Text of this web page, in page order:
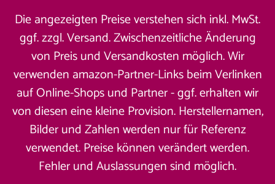
Die angezeigten Preise verstehen sich inkl. MwSt.
ggf. zzgl. Versand. Zwischenzeitliche Änderung
von Preis und Versandkosten möglich. Wir
verwenden amazon-Partner-Links beim Verlinken
auf Online-Shops und Partner - ggf. erhalten wir
von diesen eine kleine Provision. Herstellernamen,
Bilder und Zahlen werden nur für Referenz
verwendet. Preise können verändert werden.
Fehler und Auslassungen sind möglich.